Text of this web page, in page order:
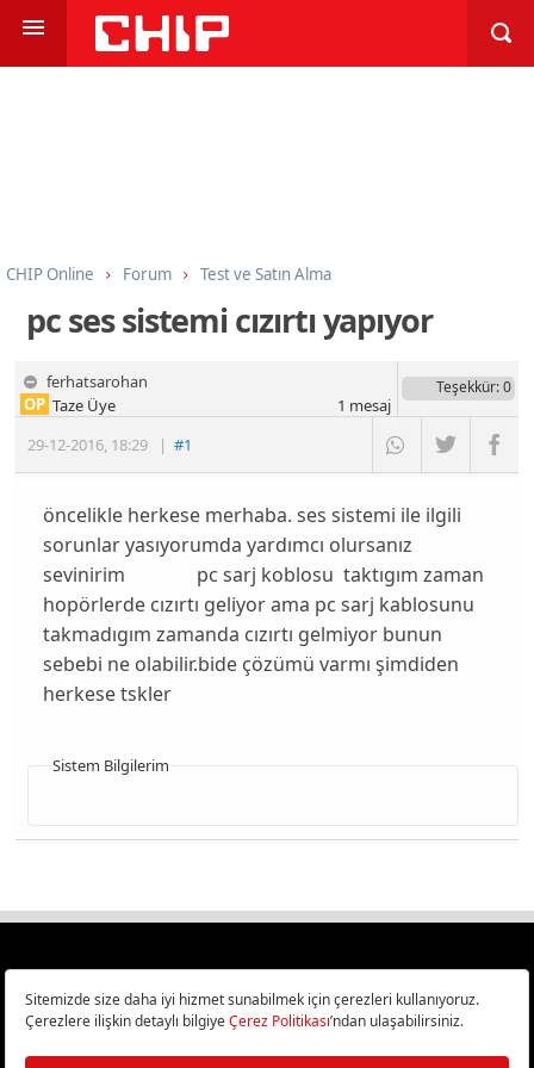
CHIP Online Forum
Test ve Satın Alma
Ev Sineması ve Ses Sistemleri
pc ses sistemi cızırtı yapıyor
ferhatsarohan
29-12-2016, 18:29 |#1
OP Taze Üye
Teşekkür: 0
1 mesaj
öncelikle herkese merhaba. ses sistemi ile ilgili
sorunlar yasıyorumda yardımcı olursanız
sevinirim pc sarj koblosu taktıgım zaman
hopörlerde cızırtı geliyor ama pc sarj kablosunu
takmadıgım zamanda cızırtı gelmiyor bunun
sebebi ne olabilir.bide çözümü varmı şimdiden
herkese tskler
Sistem Bilgilerim
Türkiye